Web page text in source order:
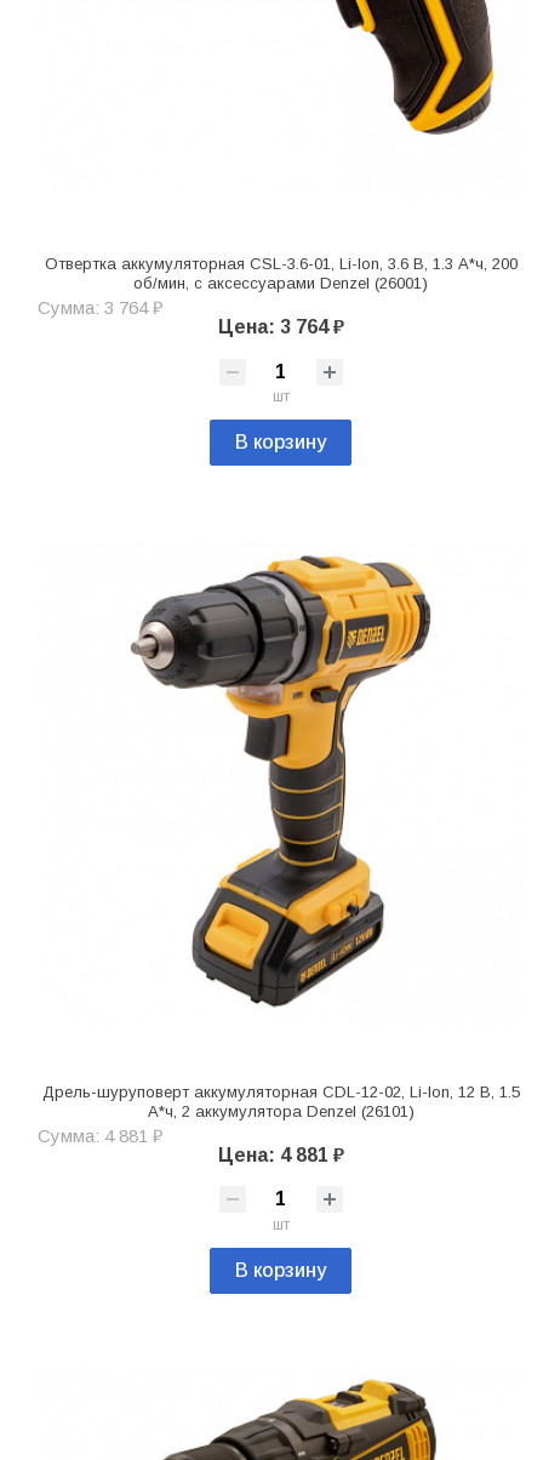
Отвертка аккумуляторная CSL-3.6-01, Li-Ion, 3.6 В, 1.3 А*ч, 200
об/мин, с аксессуарами Denzel (26001)
Сумма: 3 764 ₽
Цена: 3 764 ₽
шт
В корзину
Дрель-шуруповерт аккумуляторная CDL-12-02, Li-Ion, 12 В, 1.5
А*ч, 2 аккумулятора Denzel (26101)
Сумма: 4 881 ₽
Цена: 4 881 ₽
шт
В корзину